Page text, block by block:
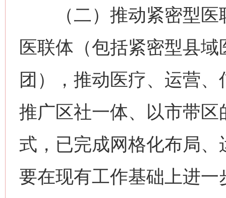
（二）推动紧密型医
医联体（包括紧密型县
团），推动医疗、运营
推广区社一体、以市带
式，已完成网格化布局
要在现有工作基础上进